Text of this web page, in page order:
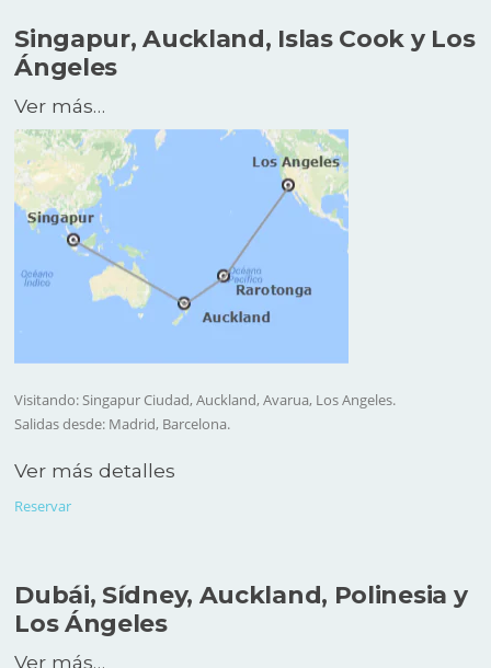
Singapur, Auckland, Islas Cook y Los
Ángeles
Ver más…
Visitando: Singapur Ciudad, Auckland, Avarua, Los Angeles.
Salidas desde: Madrid, Barcelona.
Ver más detalles
Reservar
Dubái, Sídney, Auckland, Polinesia y
Los Ángeles
Ver más…